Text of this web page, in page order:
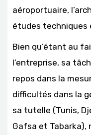
aéroportuaire,
études techniques
Bien qu’étant au
l’entreprise, sa
repos dans la
difficultés dans la
sa tutelle (Tunis,
Gafsa et Tabarka),